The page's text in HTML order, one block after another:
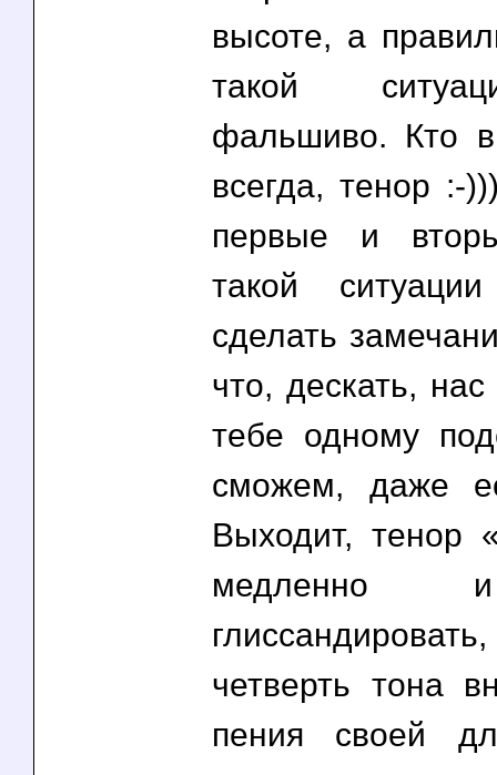
высоте, а
такой
фальшиво. Кто
всегда, тенор :-
первые и
такой
сделать
что, дескать,
тебе одному
сможем, даже
Выходит, тенор
медленно
четверть тона
пения своей